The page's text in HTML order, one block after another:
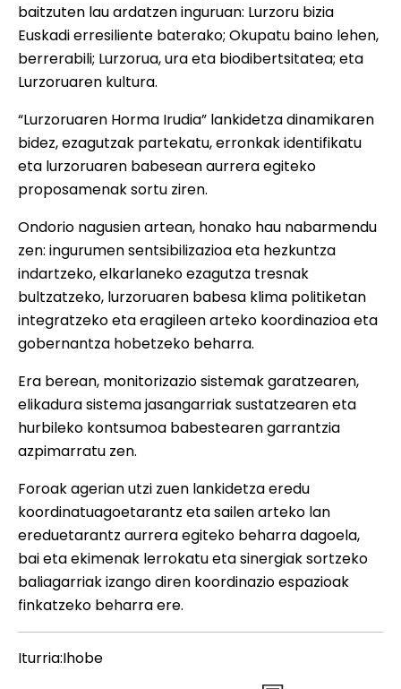
baitzuten lau ardatzen inguruan: Lurzoru bizia
Euskadi erresiliente baterako; Okupatu baino lehen,
berrerabili; Lurzorua, ura eta biodibertsitatea; eta
Lurzoruaren kultura.
“Lurzoruaren Horma Irudia” lankidetza dinamikaren
bidez, ezagutzak partekatu, erronkak identifikatu
eta lurzoruaren babesean aurrera egiteko
proposamenak sortu ziren.
Ondorio nagusien artean, honako hau nabarmendu
zen: ingurumen sentsibilizazioa eta hezkuntza
indartzeko, elkarlaneko ezagutza tresnak
bultzatzeko, lurzoruaren babesa klima politiketan
integratzeko eta eragileen arteko koordinazioa eta
gobernantza hobetzeko beharra.
Era berean, monitorizazio sistemak garatzearen,
elikadura sistema jasangarriak sustatzearen eta
hurbileko kontsumoa babestearen garrantzia
azpimarratu zen.
Foroak agerian utzi zuen lankidetza eredu
koordinatuagoetarantz eta sailen arteko lan
ereduetarantz aurrera egiteko beharra dagoela,
bai eta ekimenak lerrokatu eta sinergiak sortzeko
baliagarriak izango diren koordinazio espazioak
finkatzeko beharra ere.
Iturria:Ihobe